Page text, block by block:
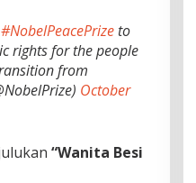
#NobelPeacePrizeto
rights for the people
from
October
“Wanita Besi